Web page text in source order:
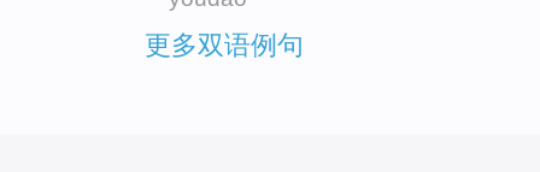
更多双语例句